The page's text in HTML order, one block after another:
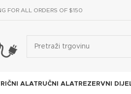
FOR ALL ORDERS OF $150
ALAT RUČNI ALAT REZERVNI